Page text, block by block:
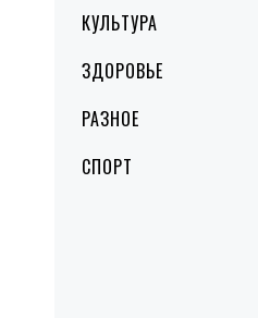
КУЛЬТУРА
ЗДОРОВЬЕ
РАЗНОЕ
СПОРТ